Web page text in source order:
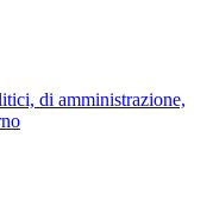
di amministrazione,